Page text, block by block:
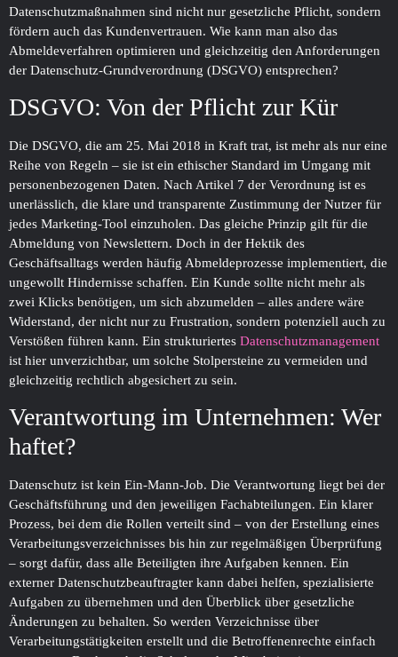
Datenschutzmaßnahmen sind nicht nur gesetzliche Pflicht, sondern
fördern auch das Kundenvertrauen. Wie kann man also das
Abmeldeverfahren optimieren und gleichzeitig den Anforderungen
der Datenschutz-Grundverordnung (DSGVO) entsprechen?
DSGVO: Von der Pflicht zur Kür
Die DSGVO, die am 25. Mai 2018 in Kraft trat, ist mehr als nur eine
Reihe von Regeln – sie ist ein ethischer Standard im Umgang mit
personenbezogenen Daten. Nach Artikel 7 der Verordnung ist es
unerlässlich, die klare und transparente Zustimmung der Nutzer für
jedes Marketing-Tool einzuholen. Das gleiche Prinzip gilt für die
Abmeldung von Newslettern. Doch in der Hektik des
Geschäftsalltags werden häufig Abmeldeprozesse implementiert, die
ungewollt Hindernisse schaffen. Ein Kunde sollte nicht mehr als
zwei Klicks benötigen, um sich abzumelden – alles andere wäre
Widerstand, der nicht nur zu Frustration, sondern potenziell auch zu
Verstößen führen kann. Ein strukturiertes Datenschutzmanagement
ist hier unverzichtbar, um solche Stolpersteine zu vermeiden und
gleichzeitig rechtlich abgesichert zu sein.
Verantwortung im Unternehmen: Wer
haftet?
Datenschutz ist kein Ein-Mann-Job. Die Verantwortung liegt bei der
Geschäftsführung und den jeweiligen Fachabteilungen. Ein klarer
Prozess, bei dem die Rollen verteilt sind – von der Erstellung eines
Verarbeitungsverzeichnisses bis hin zur regelmäßigen Überprüfung
– sorgt dafür, dass alle Beteiligten ihre Aufgaben kennen. Ein
externer Datenschutzbeauftragter kann dabei helfen, spezialisierte
Aufgaben zu übernehmen und den Überblick über gesetzliche
Änderungen zu behalten. So werden Verzeichnisse über
Verarbeitungstätigkeiten erstellt und die Betroffenenrechte einfach